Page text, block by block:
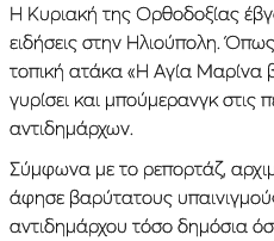
Η Κυριακή της Ορθοδοξίας
ειδήσεις στην Ηλιούπολη.
τοπική ατάκα «Η Αγία Μαρίνα
γυρίσει και μπούμερανγκ στις
αντιδημάρχων.
Σύμφωνα με το ρεπορτάζ,
άφησε βαρύτατους
αντιδημάρχου τόσο δημόσια